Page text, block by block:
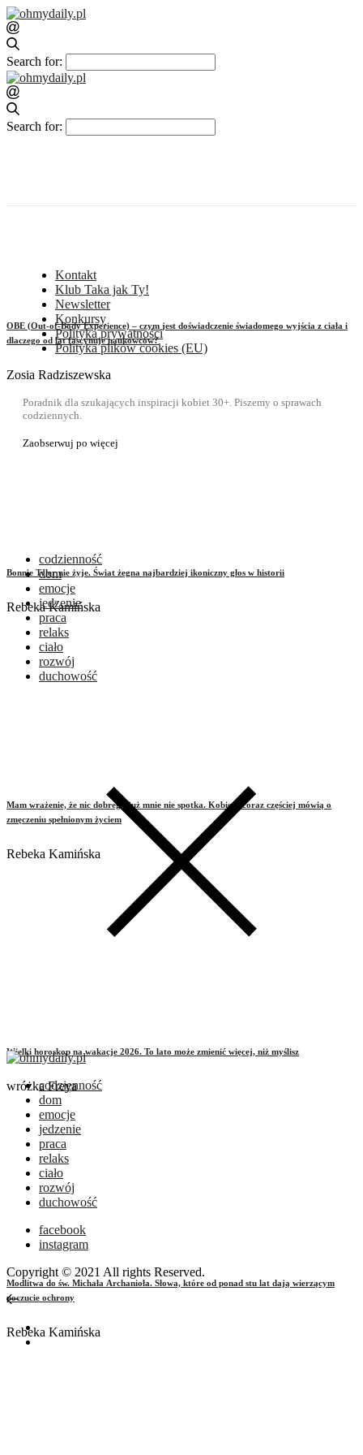
Search for:
Search for:
OBE (Out-of-Body Experience) – czym jest doświadczenie świadomego wyjścia z ciała i
dlaczego od lat fascynuje naukowców?
Zosia Radziszewska
Bonnie Tyler nie żyje. Świat żegna najbardziej ikoniczny głos w historii
Rebeka Kamińska
Mam wrażenie, że nic dobrego już mnie nie spotka. Kobiety coraz częściej mówią o
zmęczeniu spełnionym życiem
Rebeka Kamińska
Wielki horoskop na wakacje 2026. To lato może zmienić więcej, niż myślisz
wróżka Freya
Modlitwa do św. Michała Archanioła. Słowa, które od ponad stu lat dają wierzącym
poczucie ochrony
Rebeka Kamińska
Kontakt
Klub Taka jak Ty!
Newsletter
Konkursy
Polityka prywatności
Polityka plików cookies (EU)
Poradnik dla szukających inspiracji kobiet 30+. Piszemy o sprawach
codziennych.
Zaobserwuj po więcej
codzienność
dom
emocje
jedzenie
praca
relaks
ciało
rozwój
duchowość
codzienność
dom
emocje
jedzenie
praca
relaks
ciało
rozwój
duchowość
facebook
instagram
Copyright © 2021 All rights Reserved.